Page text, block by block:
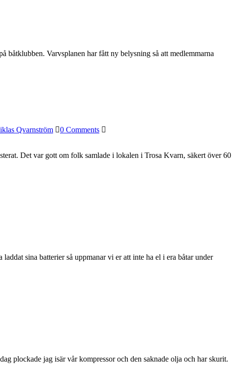
båtklubben. Varvsplanen har fått ny belysning så att medlemmarna
Qvarnström
0 Comments
Det var gott om folk samlade i lokalen i Trosa Kvarn, säkert över 60
sina batterier så uppmanar vi er att inte ha el i era båtar under
plockade jag isär vår kompressor och den saknade olja och har skurit.